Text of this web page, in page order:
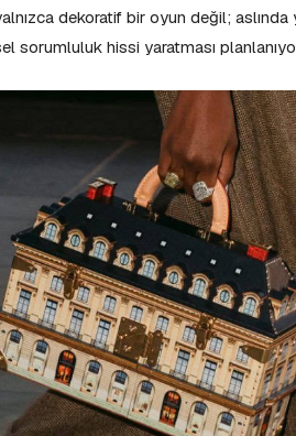
dekoratif bir oyun değil;
sorumluluk hissi yaratması